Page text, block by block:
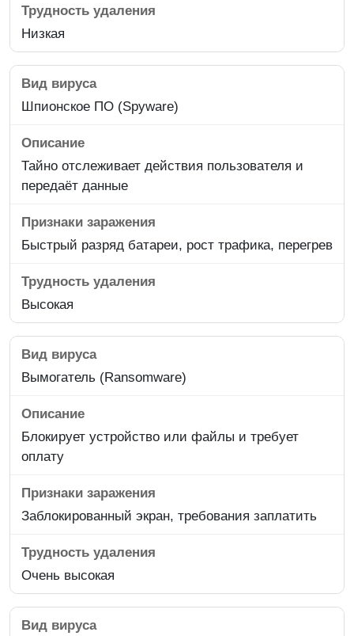
Низкая
Шпионское ПО (Spyware)
Тайно отслеживает действия пользователя и
передаёт данные
Быстрый разряд батареи, рост трафика, перегрев
Высокая
Вымогатель (Ransomware)
Блокирует устройство или файлы и требует
оплату
Заблокированный экран, требования заплатить
Очень высокая